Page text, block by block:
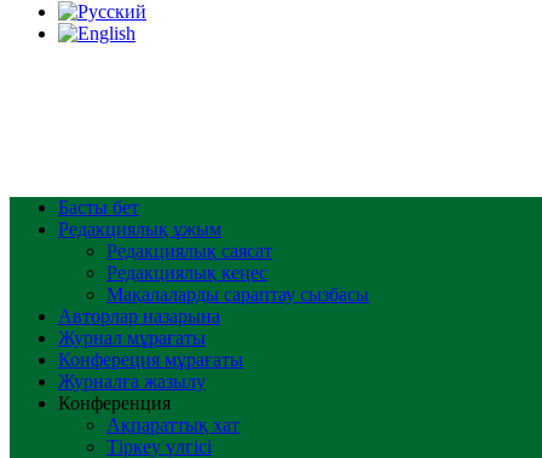
Басты бет
Редакциялық ұжым
Редакциялық саясат
Редакциялық кеңес
Мақалаларды сараптау сызбасы
Авторлар назарына
Журнал мұрағаты
Конфереция мұрағаты
Журналға жазылу
Конференция
Ақпараттық хат
Тіркеу үлгісі